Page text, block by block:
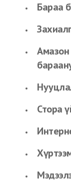
Бараа
Стора